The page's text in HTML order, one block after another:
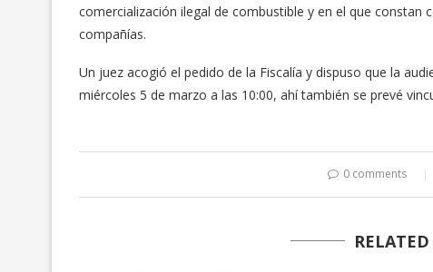
comercialización ilegal de combustible y en el que constan
compañías.
Un juez acogió el pedido de la Fiscalía y dispuso que la
miércoles 5 de marzo a las 10:00, ahí también se prevé
0 comments